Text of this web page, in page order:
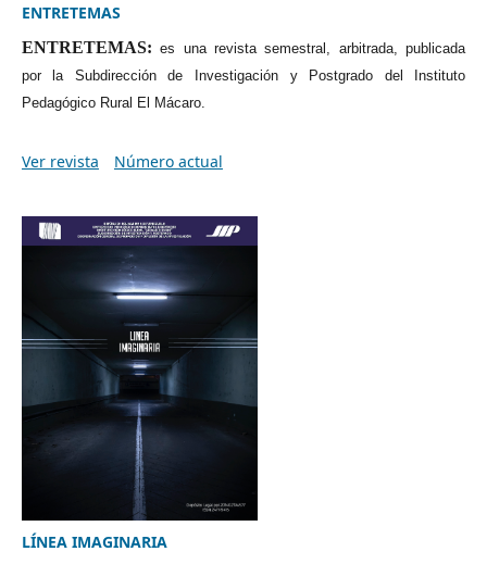
ENTRETEMAS
ENTRETEMAS:es una revista semestral, arbitrada, publicada
por la Subdirección de Investigación y Postgrado del Instituto
Pedagógico Rural El Mácaro.
Ver revista Número actual
LÍNEA IMAGINARIA